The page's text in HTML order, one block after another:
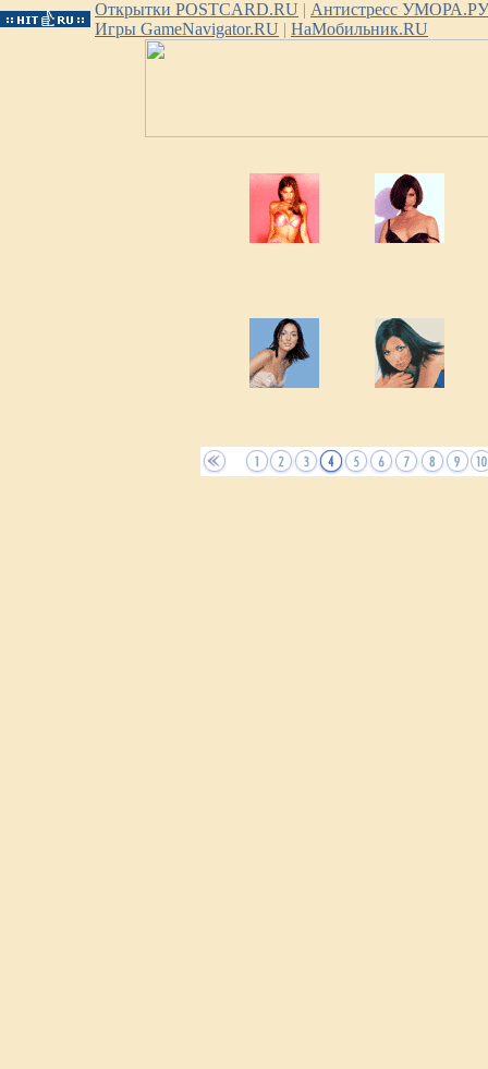
Открытки POSTCARD.RU | Антистресс УМОРА.РУ
Игры GameNavigator.RU | НаМобильник.RU